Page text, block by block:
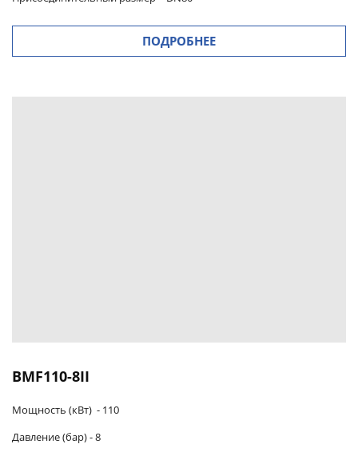
ПОДРОБНЕЕ
BMF110-8II
Мощность (кВт) - 110
Давление (бар) -8